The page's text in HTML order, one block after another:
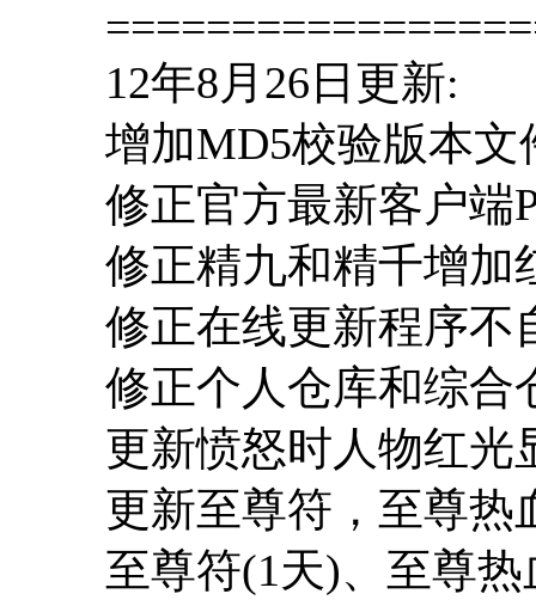
12年8月26日更新:
增加MD5校验版本
修正官方最新客户端
修正精九和精千增加
修正在线更新程序不
修正个人仓库和综合
更新愤怒时人物红光
更新至尊符，至尊热
至尊符(1天)、至尊